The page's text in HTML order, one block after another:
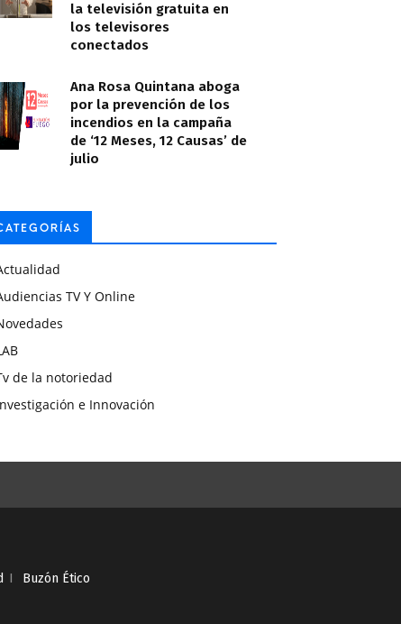
la televisión gratuita en
los televisores
conectados
Ana Rosa Quintana aboga
por la prevención de los
incendios en la campaña
de ‘12 Meses, 12 Causas’ de
julio
TV Y Online
de la notoriedad
e Innovación
I
Buzón Ético